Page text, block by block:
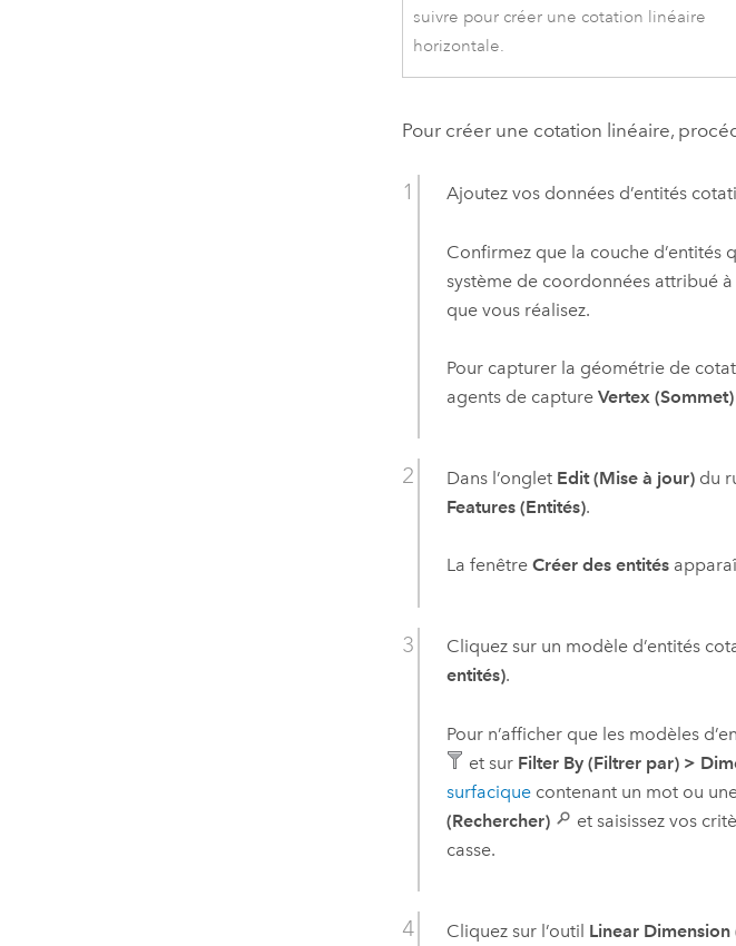
suivre pour créer une cotation linéaire
horizontale.
Pour créer une cotation linéaire,
Ajoutez vos données d’entités
Confirmez que la couche d’entités
système de coordonnées attribué
que vous réalisez.
Pour capturer la géométrie de
agents de captureVertex (Sommet)
Dans l’onglet Edit (Mise à jour) du
Features (Entités).
La fenêtreCréer des entités
Cliquez sur un modèle d’entités
entités).
Pour n’afficher que les modèles
et sur Filter By (Filtrer par) >
surfacique contenant un mot ou
(Rechercher)
et saisissez vos
casse.
Cliquez sur l’outil Linear